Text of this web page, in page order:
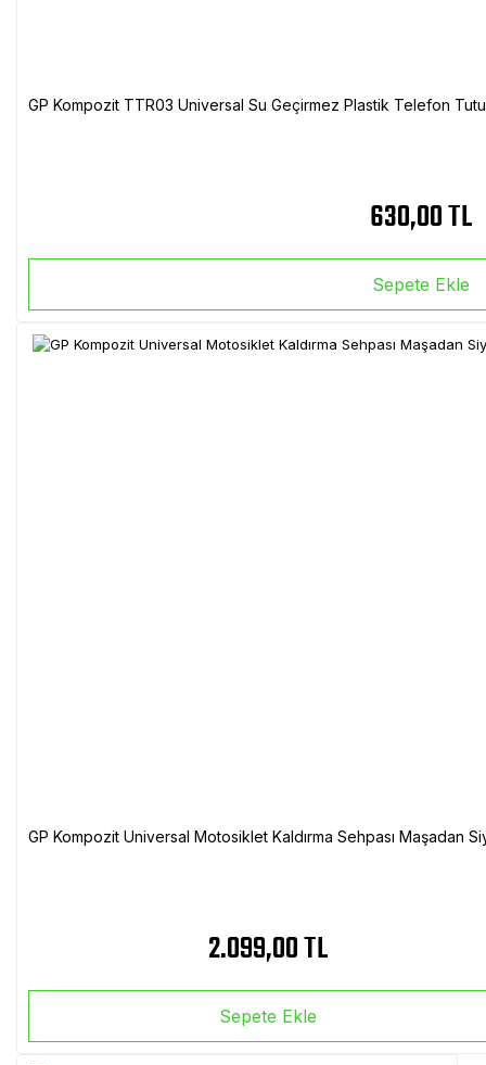
GP Kompozit TTR03 Universal Su Geçirmez Plastik Telefon
630,00 TL
Sepete Ekle
GP Kompozit Universal Motosiklet Kaldırma Sehpası Maşadan
2.099,00 TL
Sepete Ekle